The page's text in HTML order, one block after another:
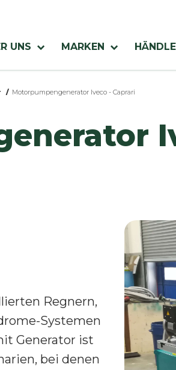
Motorpumpengenerator Iveco - Caprari
Regnern,
Systemen
Generator ist
bei denen
UNS MARKEN